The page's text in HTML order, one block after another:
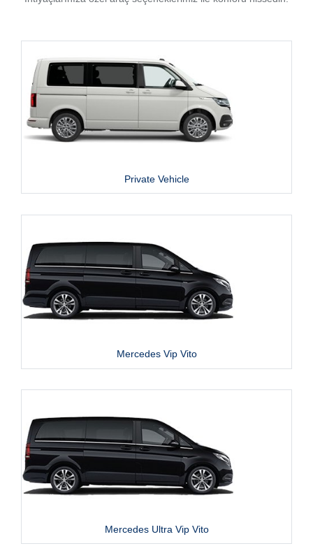
Private Vehicle
Mercedes Vip Vito
Mercedes Ultra Vip Vito